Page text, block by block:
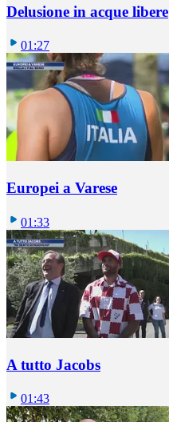
Delusione in acque libere
01:27
Europei a Varese
01:33
A tutto Jacobs
01:43